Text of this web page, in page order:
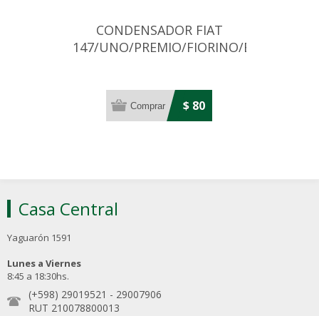
CONDENSADOR FIAT
147/UNO/PREMIO/FIORINO/ECH167/
$ 80
Casa Central
Yaguarón 1591
Lunes a Viernes
8:45 a 18:30hs.
(+598) 29019521 - 29007906
RUT 210078800013